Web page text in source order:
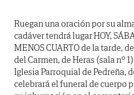
Ruegan una oración por su
cadáver tendrá lugar HOY,
MENOS CUARTO de la tarde,
del Carmen, de Heras (sala nº
Iglesia Parroquial de Pedreña,
celebrará el funeral de cuerpo